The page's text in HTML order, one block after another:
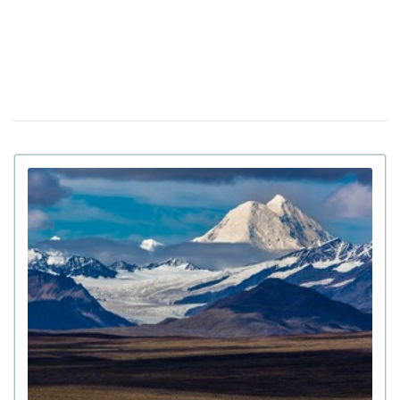
задекларировал работник Бучанского ТЦК
27 марта 17:08 Боролась за право уйти из жизни: в Испании
25-летней девушке провели эвтаназию из-за
депрессии
23 марта 10:14 Мир на грани голода из-за войны в Иране:
коллапс на рынке удобрений
20 марта 17:42 Украинские офицеры шокированы тактикой
союзников США на Ближнем Востоке: детали
Третья мировая уже началась: ее ключевые
признаки приводит почетный профессор
Букингемского университета
Ученые загрузили мозг мухи в компьютер: как
ведет себя цифровая копия насекомого (видео)